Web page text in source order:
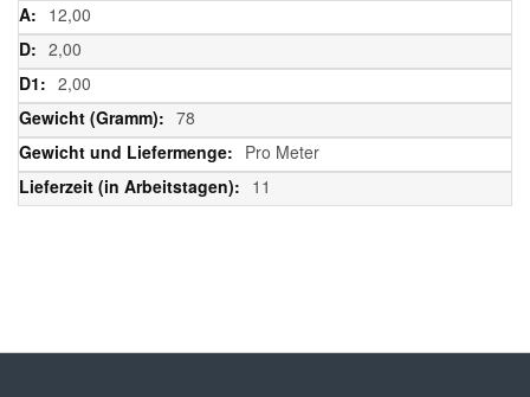
12,00
2,00
2,00
78
Pro Meter
11